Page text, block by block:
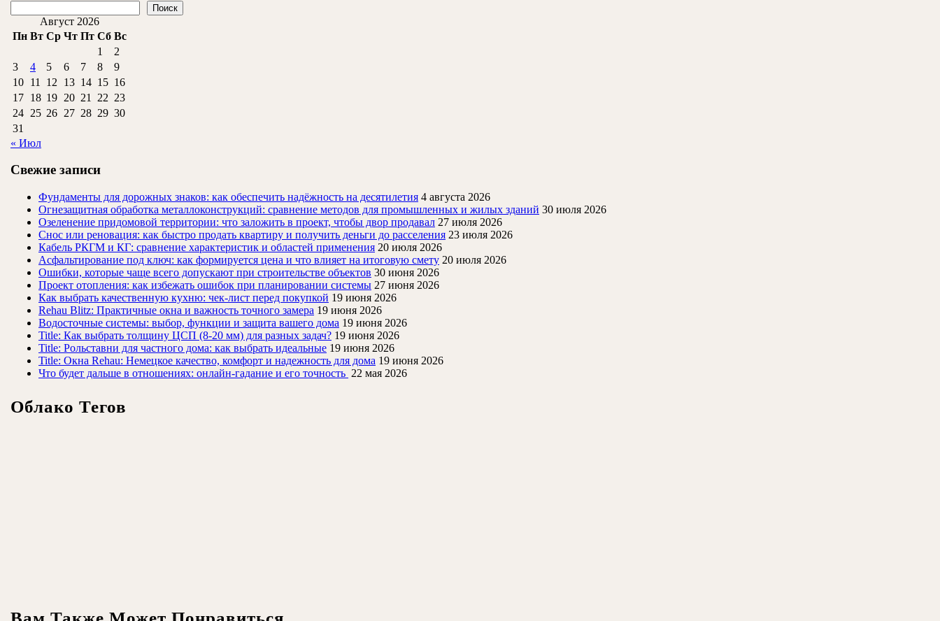
Поиск
Август 2026
Пн Вт Ср Чт Пт Сб Вс
1
2
3
4 5 6 7 8
9
10 11 12 13 14 15 16
17 18 19 20 21 22 23
24 25 26 27 28 29 30
31
« Июл
Свежие записи
Фундаменты для дорожных знаков: как обеспечить надёжность на десятилетия 4 августа 2026
Огнезащитная обработка металлоконструкций: сравнение методов для промышленных и жилых зданий 30 июля 2026
Озеленение придомовой территории: что заложить в проект, чтобы двор продавал 27 июля 2026
Снос или реновация: как быстро продать квартиру и получить деньги до расселения 23 июля 2026
Кабель РКГМ и КГ: сравнение характеристик и областей применения 20 июля 2026
Асфальтирование под ключ: как формируется цена и что влияет на итоговую смету 20 июля 2026
Ошибки, которые чаще всего допускают при строительстве объектов 30 июня 2026
Проект отопления: как избежать ошибок при планировании системы 27 июня 2026
Как выбрать качественную кухню: чек-лист перед покупкой 19 июня 2026
Rehau Blitz: Практичные окна и важность точного замера 19 июня 2026
Водосточные системы: выбор, функции и защита вашего дома 19 июня 2026
Title: Как выбрать толщину ЦСП (8-20 мм) для разных задач? 19 июня 2026
Title: Рольставни для частного дома: как выбрать идеальные 19 июня 2026
Title: Окна Rehau: Немецкое качество, комфорт и надежность для дома 19 июня 2026
Что будет дальше в отношениях: онлайн-гадание и его точность 22 мая 2026
Облако Тегов